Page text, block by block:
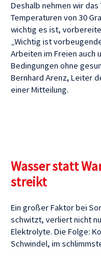
Deshalb nehmen wir
Temperaturen von 30
wichtig es ist,
„Wichtig ist
Arbeiten im Freien auch
Bedingungen ohne
Bernhard Arenz, Leiter
einer Mitteilung.
Wasser statt
streikt
Ein großer Faktor bei
schwitzt, verliert nicht
Elektrolyte. Die Folge:
Schwindel, im